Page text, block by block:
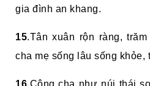
gia đình an khang.
15.Tân xuân rộn ràng,
cha mẹ sống lâu sống khỏe,
16.Công cha như núi thái